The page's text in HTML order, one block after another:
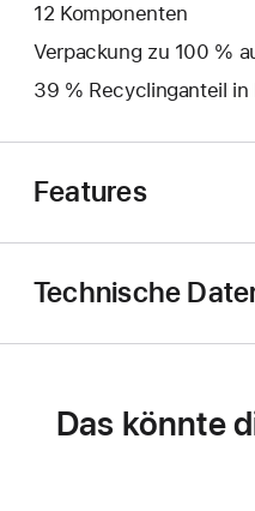
12 Komponenten
Verpackung zu 100 %
39 % Recyclinganteil in
Features
Technische
Das könnte